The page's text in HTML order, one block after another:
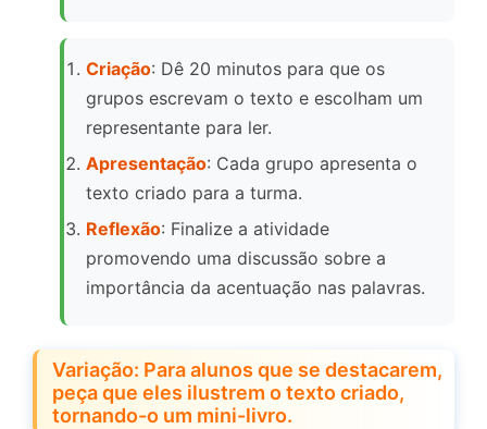
Criação: Dê 20 minutos para que os
grupos escrevam o texto e escolham um
representante para ler.
Apresentação: Cada grupo apresenta o
texto criado para a turma.
Reflexão: Finalize a atividade
promovendo uma discussão sobre a
importância da acentuação nas palavras.
Variação: Para alunos que se destacarem,
peça que eles ilustrem o texto criado,
tornando-o um mini-livro.